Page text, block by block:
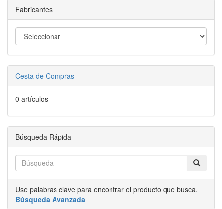
Fabricantes
Cesta de Compras
0 artículos
Búsqueda Rápida
Use palabras clave para encontrar el producto que busca.
Búsqueda Avanzada